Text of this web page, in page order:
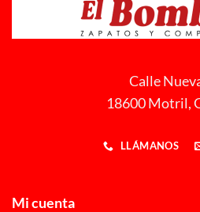
Calle
18600 Motril,
LLÁMANOS
Mi cuenta